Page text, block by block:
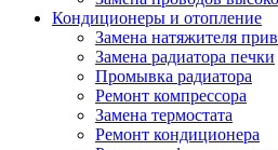
Кондиционеры и отопление
Замена натяжителя
Замена радиатора печки
Промывка радиатора
Ремонт компрессора
Замена термостата
Ремонт кондиционера